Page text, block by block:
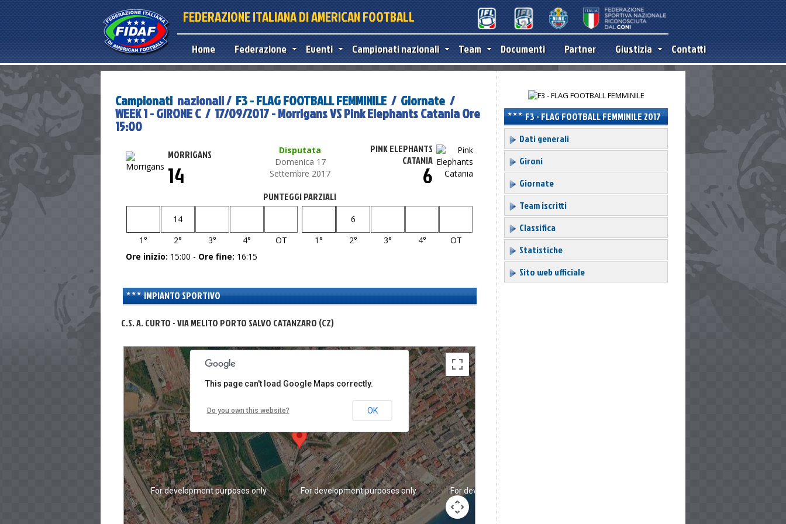
FEDERAZIONE ITALIANA DI AMERICAN FOOTBALL
Home Federazione Eventi Campionati nazionali Team Documenti Partner Giustizia Contatti
Campionati nazionali / F3 - FLAG FOOTBALL FEMMINILE / Giornate /
WEEK 1 - GIRONE C / 17/09/2017 - Morrigans VS Pink Elephants Catania Ore
15:00
MORRIGANS
Disputata
Domenica 17
Settembre 2017
PINK ELEPHANTS
CATANIA
14 6
PUNTEGGI PARZIALI
14
1°
2° 3° 4° OT
6
1°
2° 3° 4°
OT
Ore inizio: 15:00 - Ore fine: 16:15
IMPIANTO SPORTIVO
C.S. A. CURTO - VIA MELITO PORTO SALVO CATANZARO (CZ)
For development purposes only
For development purposes only
For development purposes only
For development purposes only
This page can't load Google Maps correctly.
Do you own this website? OK
F3 - FLAG FOOTBALL FEMMINILE 2017
Dati generali
Gironi
Giornate
Team iscritti
Classifica
Statistiche
Sito web ufficiale